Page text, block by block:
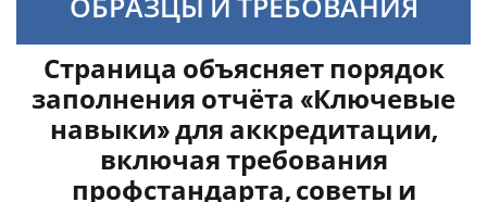
ОБРАЗЦЫ И ТРЕБОВАНИЯ
Страница объясняет порядок
заполнения отчёта «Ключевые
навыки» для аккредитации,
включая требования
профстандарта, советы и